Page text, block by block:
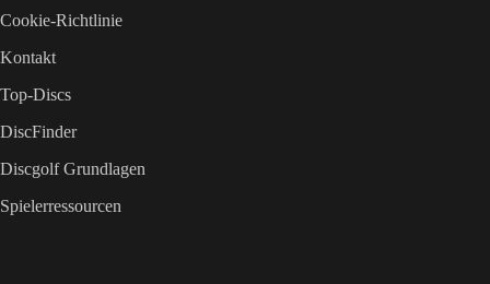
Cookie-Richtlinie
Kontakt
Top-Discs
DiscFinder
Discgolf Grundlagen
Spielerressourcen